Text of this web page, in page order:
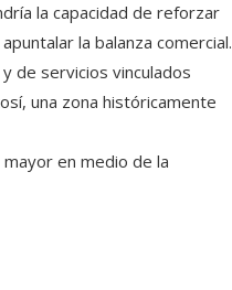
la capacidad de reforzar
la balanza comercial.
de servicios vinculados
una zona históricamente
en medio de la